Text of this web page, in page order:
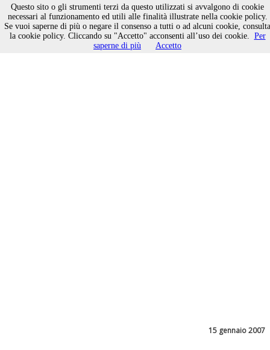
Un porto per sognare.
15 gennaio 2007
Questo sito o gli strumenti terzi da questo utilizzati si avvalgono di cookie
necessari al funzionamento ed utili alle finalità illustrate nella cookie policy.
Se vuoi saperne di più o negare il consenso a tutti o ad alcuni cookie, consulta
la cookie policy. Cliccando su "Accetto" acconsenti all’uso dei cookie. Per
saperne di più
Accetto